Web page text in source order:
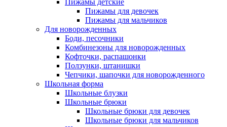
Пижамы детские
Пижамы для девочек
Пижамы для мальчиков
Для новорожденных
Боди, песочники
Комбинезоны для новорожденных
Кофточки, распашонки
Ползунки, штанишки
Чепчики, шапочки для новорожденного
Школьная форма
Школьные блузки
Школьные брюки
Школьные брюки для девочек
Школьные брюки для мальчиков